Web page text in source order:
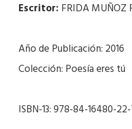
Escritor: FRIDA MUÑOZ
Año de Publicación: 2016
Colección: Poesía eres tú
ISBN-13: 978-84-16480-